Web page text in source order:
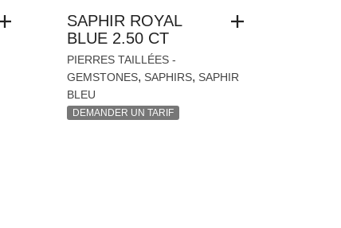
SAPHIR ROYAL
BLUE 2.50 CT
PIERRES TAILLÉES -
GEMSTONES, SAPHIRS, SAPHIR
BLEU
DEMANDER UN TARIF